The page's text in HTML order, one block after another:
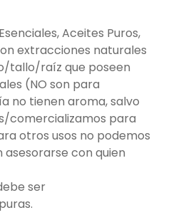
Aceites Puros,
extracciones naturales
raíz que poseen
(NO son para
no tienen aroma, salvo
comercializamos para
otros usos no podemos
con quien
ser